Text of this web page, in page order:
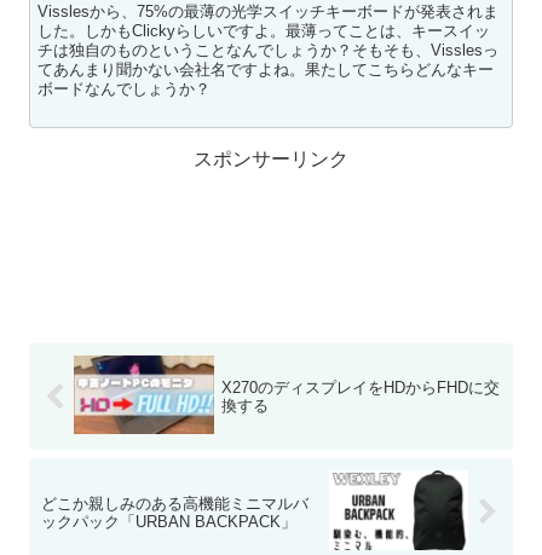
Visslesから、75%の最薄の光学スイッチキーボードが発表されま
した。しかもClickyらしいですよ。最薄ってことは、キースイッ
チは独自のものということなんでしょうか？そもそも、Visslesっ
てあんまり聞かない会社名ですよね。果たしてこちらどんなキー
ボードなんでしょうか？
スポンサーリンク
X270のディスプレイをHDからFHDに交
換する
どこか親しみのある高機能ミニマルバ
ックパック「URBAN BACKPACK」